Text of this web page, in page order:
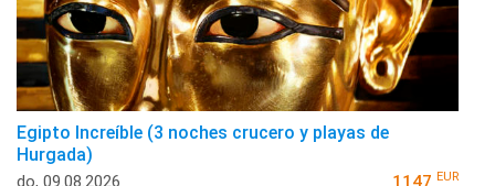
Egipto Increíble (3 noches crucero y playas de
Hurgada)
do, 09.08.2026 1147 EUR